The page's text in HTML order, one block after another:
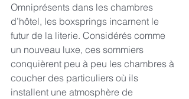
Omniprésents dans les chambres
d’hôtel, les boxsprings incarnent le
futur de la literie. Considérés comme
un nouveau luxe, ces sommiers
conquièrent peu à peu les chambres à
coucher des particuliers où ils
installent une atmosphère de